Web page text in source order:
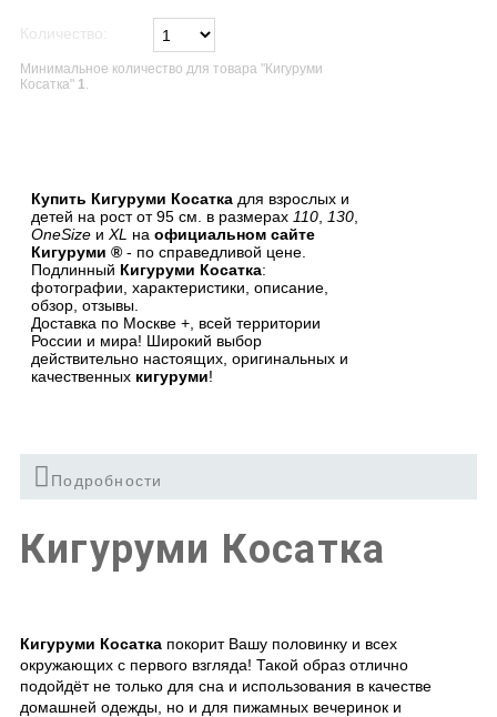
Количество:
Минимальное количество для товара "Кигуруми
Косатка" 1.
Купить Кигуруми Косатка для взрослых и
детей на рост от 95 см. в размерах 110 130
OneSize и XL на официальном сайте
Кигуруми ® - по справедливой цене.
Подлинный Кигуруми Косатка:
фотографии, характеристики, описание,
обзор, отзывы.
Доставка по Москве +, всей территории
России и мира! Широкий выбор
действительно настоящих, оригинальных и
качественных кигуруми!
Подробности
Кигуруми Косатка
Кигуруми Косатка покорит Вашу половинку и всех
окружающих с первого взгляда! Такой образ отлично
подойдёт не только для сна и использования в качестве
домашней одежды, но и для пижамных вечеринок и